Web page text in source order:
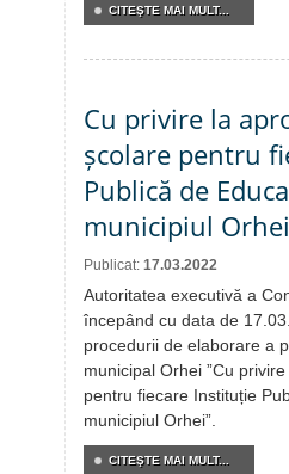
CITEŞTE MAI MULT...
Cu privire la
școlare pentru
Publică de
municipiul Orhei
Publicat: 17.03.2022
Autoritatea executivă a
începând cu data de
procedurii de elaborare a
municipal Orhei ”Cu
pentru fiecare Instituție
municipiul Orhei”.
CITEŞTE MAI MULT...